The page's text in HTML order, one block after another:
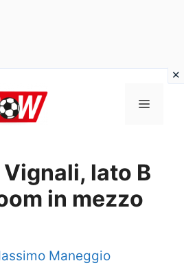
Menu
lato B
in mezzo
Maneggio